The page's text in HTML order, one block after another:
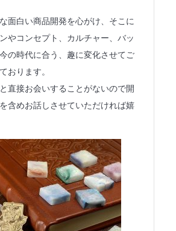
法人のみなさまへ
面白い商品開発を心がけ、そこに
やコンセプト、カルチャー、バッ
の時代に合う、趣に変化させてご
おります。
直接お会いすることがないので開
含めお話しさせていただければ嬉